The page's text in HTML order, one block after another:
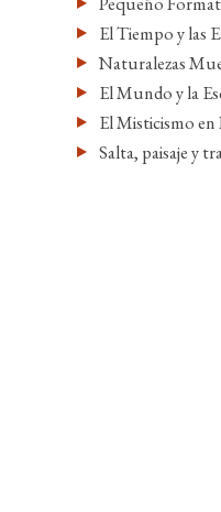
El Tiempo y las
Naturalezas
El Mundo y la
El Misticismo
Salta, paisaje y